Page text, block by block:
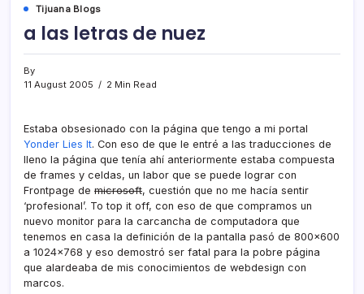
Tijuana Blogs
a las letras de nuez
By
11 August 2005
2 Min Read
Estaba obsesionado con la página que tengo a mi portal
Yonder Lies It. Con eso de que le entré a las traducciones de
lleno la página que tení­a ahí­ anteriormente estaba compuesta
de frames y celdas, un labor que se puede lograr con
Frontpage de microsoft, cuestión que no me hací­a sentir
‘profesional’. To top it off, con eso de que compramos un
nuevo monitor para la carcancha de computadora que
tenemos en casa la definición de la pantalla pasó de 800×600
a 1024×768 y eso demostró ser fatal para la pobre página
que alardeaba de mis conocimientos de webdesign con
marcos.